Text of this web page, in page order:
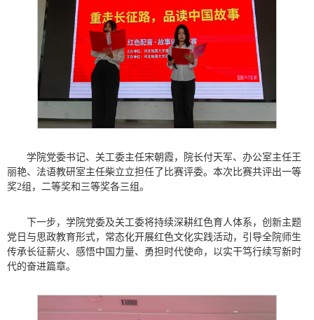
学院党委书记、关工委主任宋朝霞，院长付天军、办公室主任王
丽艳、法语教研室主任柴立立担任了比赛评委。本次比赛共评出一等
奖2组，二等奖和三等奖各三组。
下一步，学院党委及关工委将持续深耕红色育人体系，创新主题
党日与思政教育形式，常态化开展红色文化实践活动，引导全院师生
传承长征薪火、感悟中国力量、勇担时代使命，以实干笃行续写新时
代的奋进篇章。